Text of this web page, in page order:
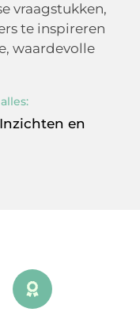
vraagstukken,
te inspireren
waardevolle
en